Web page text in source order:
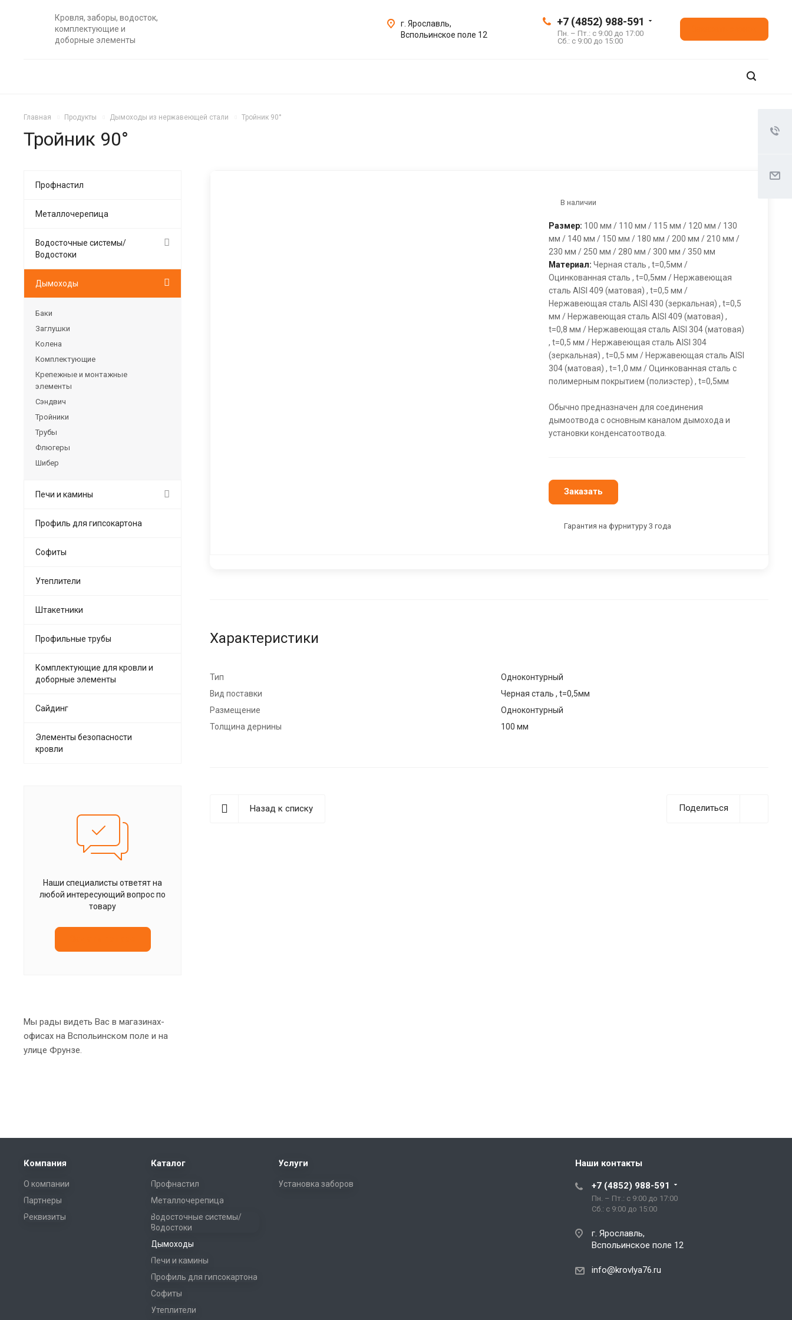
Кровля, заборы, водосток,
комплектующие и
доборные элементы
+7 (4852) 988-591
Пн. – Пт.: с 9:00 до 17:00
Сб.: с 9:00 до 15:00
г. Ярославль,
Вспольинское поле 12
Главная Продукты Дымоходы из нержавеющей стали Тройник 90°
Тройник 90°
В наличии
Размер: 100 мм / 110 мм / 115 мм / 120 мм / 130
мм / 140 мм / 150 мм / 180 мм / 200 мм / 210 мм /
230 мм / 250 мм / 280 мм / 300 мм / 350 мм
Материал: Черная сталь , t=0,5мм /
Оцинкованная сталь , t=0,5мм / Нержавеющая
сталь AISI 409 (матовая) , t=0,5 мм /
Нержавеющая сталь AISI 430 (зеркальная) , t=0,5
мм / Нержавеющая сталь AISI 409 (матовая) ,
t=0,8 мм / Нержавеющая сталь AISI 304 (матовая)
, t=0,5 мм / Нержавеющая сталь AISI 304
(зеркальная) , t=0,5 мм / Нержавеющая сталь AISI
304 (матовая) , t=1,0 мм / Оцинкованная сталь с
полимерным покрытием (полиэстер) , t=0,5мм
Обычно предназначен для соединения
дымоотвода с основным каналом дымохода и
установки конденсатоотвода.
Заказать
Гарантия на фурнитуру 3 года
Характеристики
Тип
Одноконтурный
Вид поставки
Черная сталь , t=0,5мм
Размещение
Одноконтурный
Толщина дернины
100 мм
Поделиться
Назад к списку
Профнастил
Металлочерепица
Водосточные системы/
Водостоки
Дымоходы
Баки
Заглушки
Колена
Комплектующие
Крепежные и монтажные
элементы
Сэндвич
Тройники
Трубы
Флюгеры
Шибер
Печи и камины
Профиль для гипсокартона
Софиты
Утеплители
Штакетники
Профильные трубы
Комплектующие для кровли и
доборные элементы
Сайдинг
Элементы безопасности
кровли
Наши специалисты ответят на
любой интересующий вопрос по
товару
Мы рады видеть Вас в магазинах-
офисах на Вспольинском поле и на
улице Фрунзе.
Компания
О компании
Партнеры
Реквизиты
Каталог
Профнастил
Металлочерепица
Водосточные системы/
Водостоки
Дымоходы
Печи и камины
Профиль для гипсокартона
Софиты
Утеплители
Услуги
Установка заборов
Наши контакты
+7 (4852) 988-591
Пн. – Пт.: с 9:00 до 17:00
Сб.: с 9:00 до 15:00
г. Ярославль,
Вспольинское поле 12
info@krovlya76.ru